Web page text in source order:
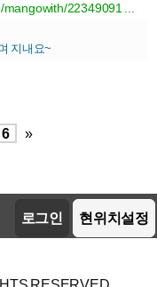
22349091 ...
지내요~
6 »
현위치설정
로그인